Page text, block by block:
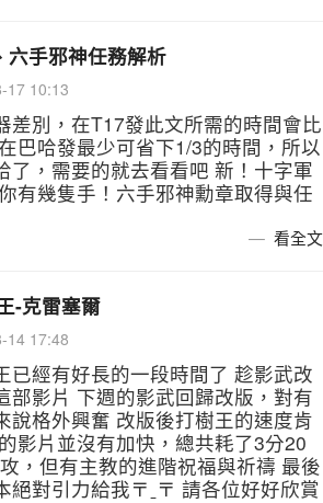
手邪神任務解析
17 10:13
差別，在T17發此文所需的時間會比
巴哈發最少可省下1/3的時間，所以
了，需要的就去看看吧 新！十字軍
有幾隻手！六手邪神勳章取得與任
看全文
-克雷塞爾
14 17:48
已經有好長的一段時間了 趁影武改
部影片 下週的影武回歸改版，對有
說格外興奮 改版後打樹王的速度肯
影片並沒有加快，總共耗了3分20
，但有主教的進階祝福與祈禱 最後
絕對引力給我〒ˍ〒 請各位好好欣賞